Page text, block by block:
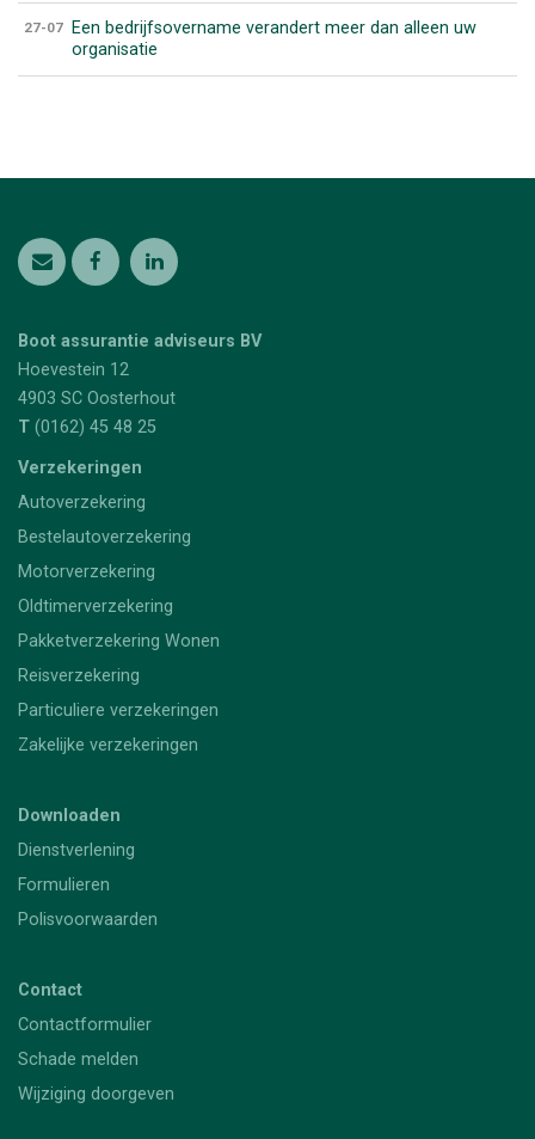
27-07
Een bedrijfsovername verandert meer dan alleen uw
organisatie
Boot assurantie adviseurs BV
Hoevestein 12
4903 SC Oosterhout
T (0162) 45 48 25
Verzekeringen
Autoverzekering
Bestelautoverzekering
Motorverzekering
Oldtimerverzekering
Pakketverzekering Wonen
Reisverzekering
Particuliere verzekeringen
Zakelijke verzekeringen
Downloaden
Dienstverlening
Formulieren
Polisvoorwaarden
Contact
Contactformulier
Schade melden
Wijziging doorgeven